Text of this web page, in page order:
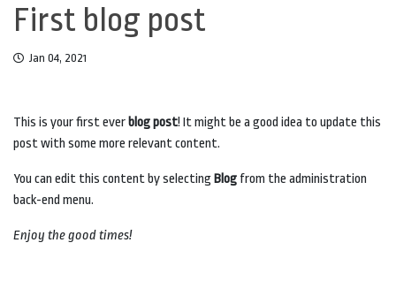
First blog post
Jan 04, 2021
This is your first everblog post! It might be a good idea to update this
post with some more relevant content.
You can edit this content by selecting Blog from the administration
back-end menu.
Enjoy the good times!